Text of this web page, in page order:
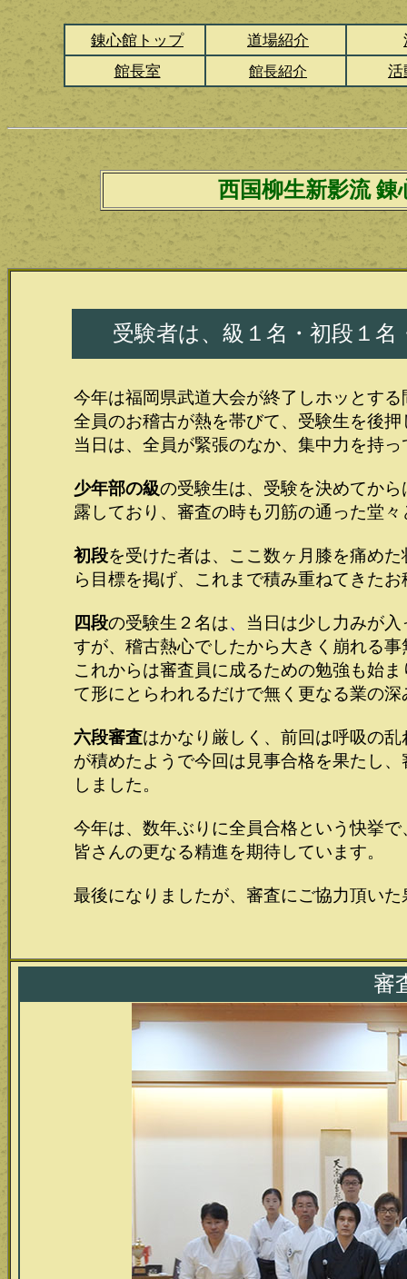
錬心館トップ 道場紹介
館長室
館長紹介 活
西国柳生新影流
受験者は、級１名・初段１
今年は福岡県武道大会が終了しホッとす
全員のお稽古が熱を帯びて、受験生を後
当日は、全員が緊張のなか、集中力を持
少年部の級の受験生は、受験を決めてか
露しており、審査の時も刃筋の通った堂
初段を受けた者は、ここ数ヶ月膝を痛め
ら目標を掲げ、これまで積み重ねてきた
四段の受験生２名は、 当日は少し力みが
すが、稽古熱心でしたから大きく崩れる
これからは審査員に成るための勉強も始
て形にとらわれるだけで無く更なる業の
六段審査はかなり厳しく、前回は呼吸の
が積めたようで今回は見事合格を果たし
しました。
今年は、数年ぶりに全員合格という快挙
皆さんの更なる精進を期待しています。
最後になりましたが、審査にご協力頂い
審